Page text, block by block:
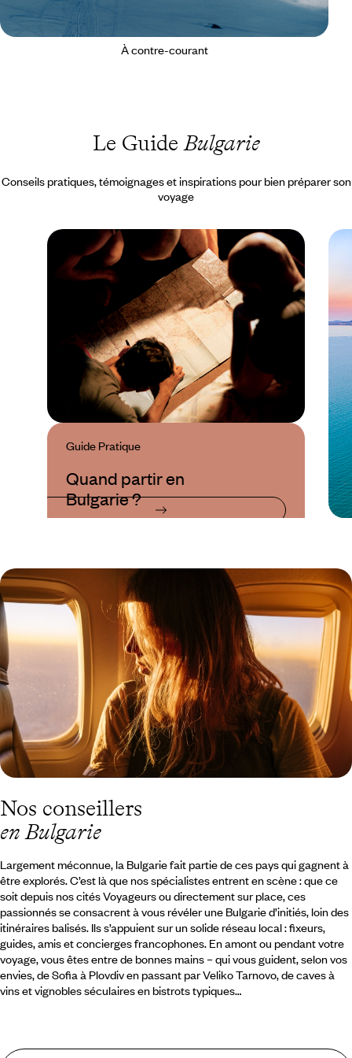
À contre-courant
Le GuideBulgarie
Conseils pratiques, témoignages et inspirations pour bien préparer son
voyage
Guide Pratique
Quand partir en
Bulgarie ?
Nos conseillers
en Bulgarie
Largement méconnue, la Bulgarie fait partie de ces pays qui gagnent à
être explorés. C’est là que nos spécialistes entrent en scène : que ce
soit depuis nos cités Voyageurs ou directement sur place, ces
passionnés se consacrent à vous révéler une Bulgarie d’initiés, loin des
itinéraires balisés. Ils s’appuient sur un solide réseau local : fixeurs,
guides, amis et concierges francophones. En amont ou pendant votre
voyage, vous êtes entre de bonnes mains – qui vous guident, selon vos
envies, de Sofia à Plovdiv en passant par Veliko Tarnovo, de caves à
vins et vignobles séculaires en bistrots typiques…